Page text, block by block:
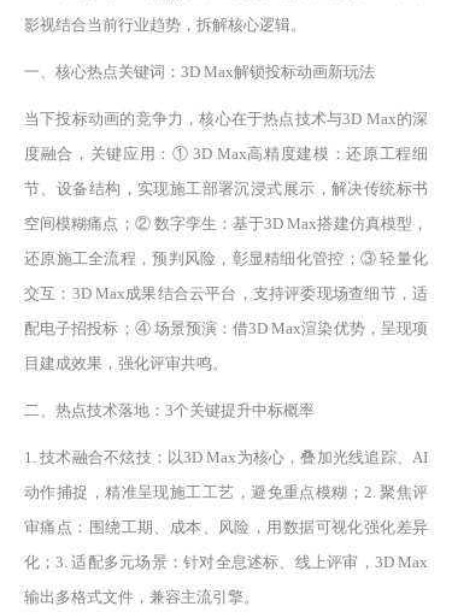
影视结合当前行业趋势，拆解核心逻辑。
一、核心热点关键词：3D Max解锁投标动画新玩法
当下投标动画的竞争力，核心在于热点技术与3D Max的深
度融合，关键应用：① 3D Max高精度建模：还原工程细
节、设备结构，实现施工部署沉浸式展示，解决传统标书
空间模糊痛点；② 数字孪生：基于3D Max搭建仿真模型，
还原施工全流程，预判风险，彰显精细化管控；③ 轻量化
交互：3D Max成果结合云平台，支持评委现场查细节，适
配电子招投标；④ 场景预演：借3D Max渲染优势，呈现项
目建成效果，强化评审共鸣。
二、热点技术落地：3个关键提升中标概率
1. 技术融合不炫技：以3D Max为核心，叠加光线追踪、AI
动作捕捉，精准呈现施工工艺，避免重点模糊；2. 聚焦评
审痛点：围绕工期、成本、风险，用数据可视化强化差异
化；3. 适配多元场景：针对全息述标、线上评审，3D Max
输出多格式文件，兼容主流引擎。